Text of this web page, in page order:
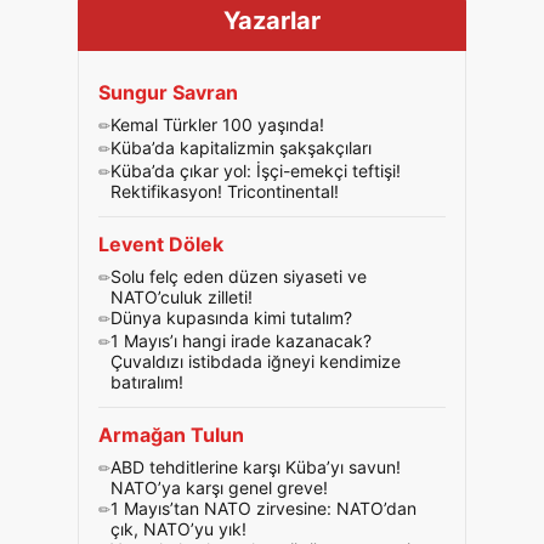
Yazarlar
Sungur Savran
Kemal Türkler 100 yaşında!
Küba’da kapitalizmin şakşakçıları
Küba’da çıkar yol: İşçi-emekçi teftişi!
Rektifikasyon! Tricontinental!
Levent Dölek
Solu felç eden düzen siyaseti ve
NATO’culuk zilleti!
Dünya kupasında kimi tutalım?
1 Mayıs’ı hangi irade kazanacak?
Çuvaldızı istibdada iğneyi kendimize
batıralım!
Armağan Tulun
ABD tehditlerine karşı Küba’yı savun!
NATO’ya karşı genel greve!
1 Mayıs’tan NATO zirvesine: NATO’dan
çık, NATO’yu yık!